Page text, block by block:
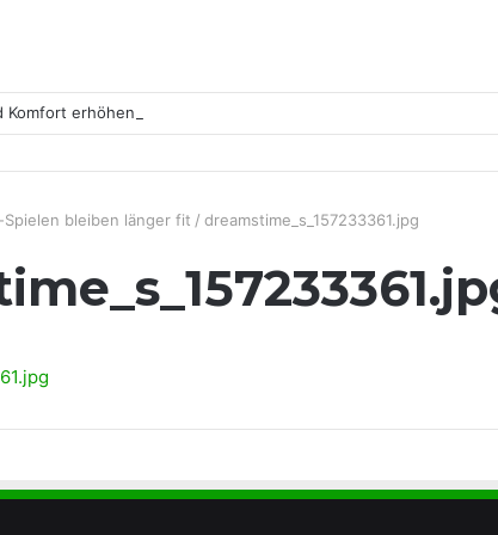
Komfort erhöhen
Spielen bleiben länger fit / dreamstime_s_157233361.jpg